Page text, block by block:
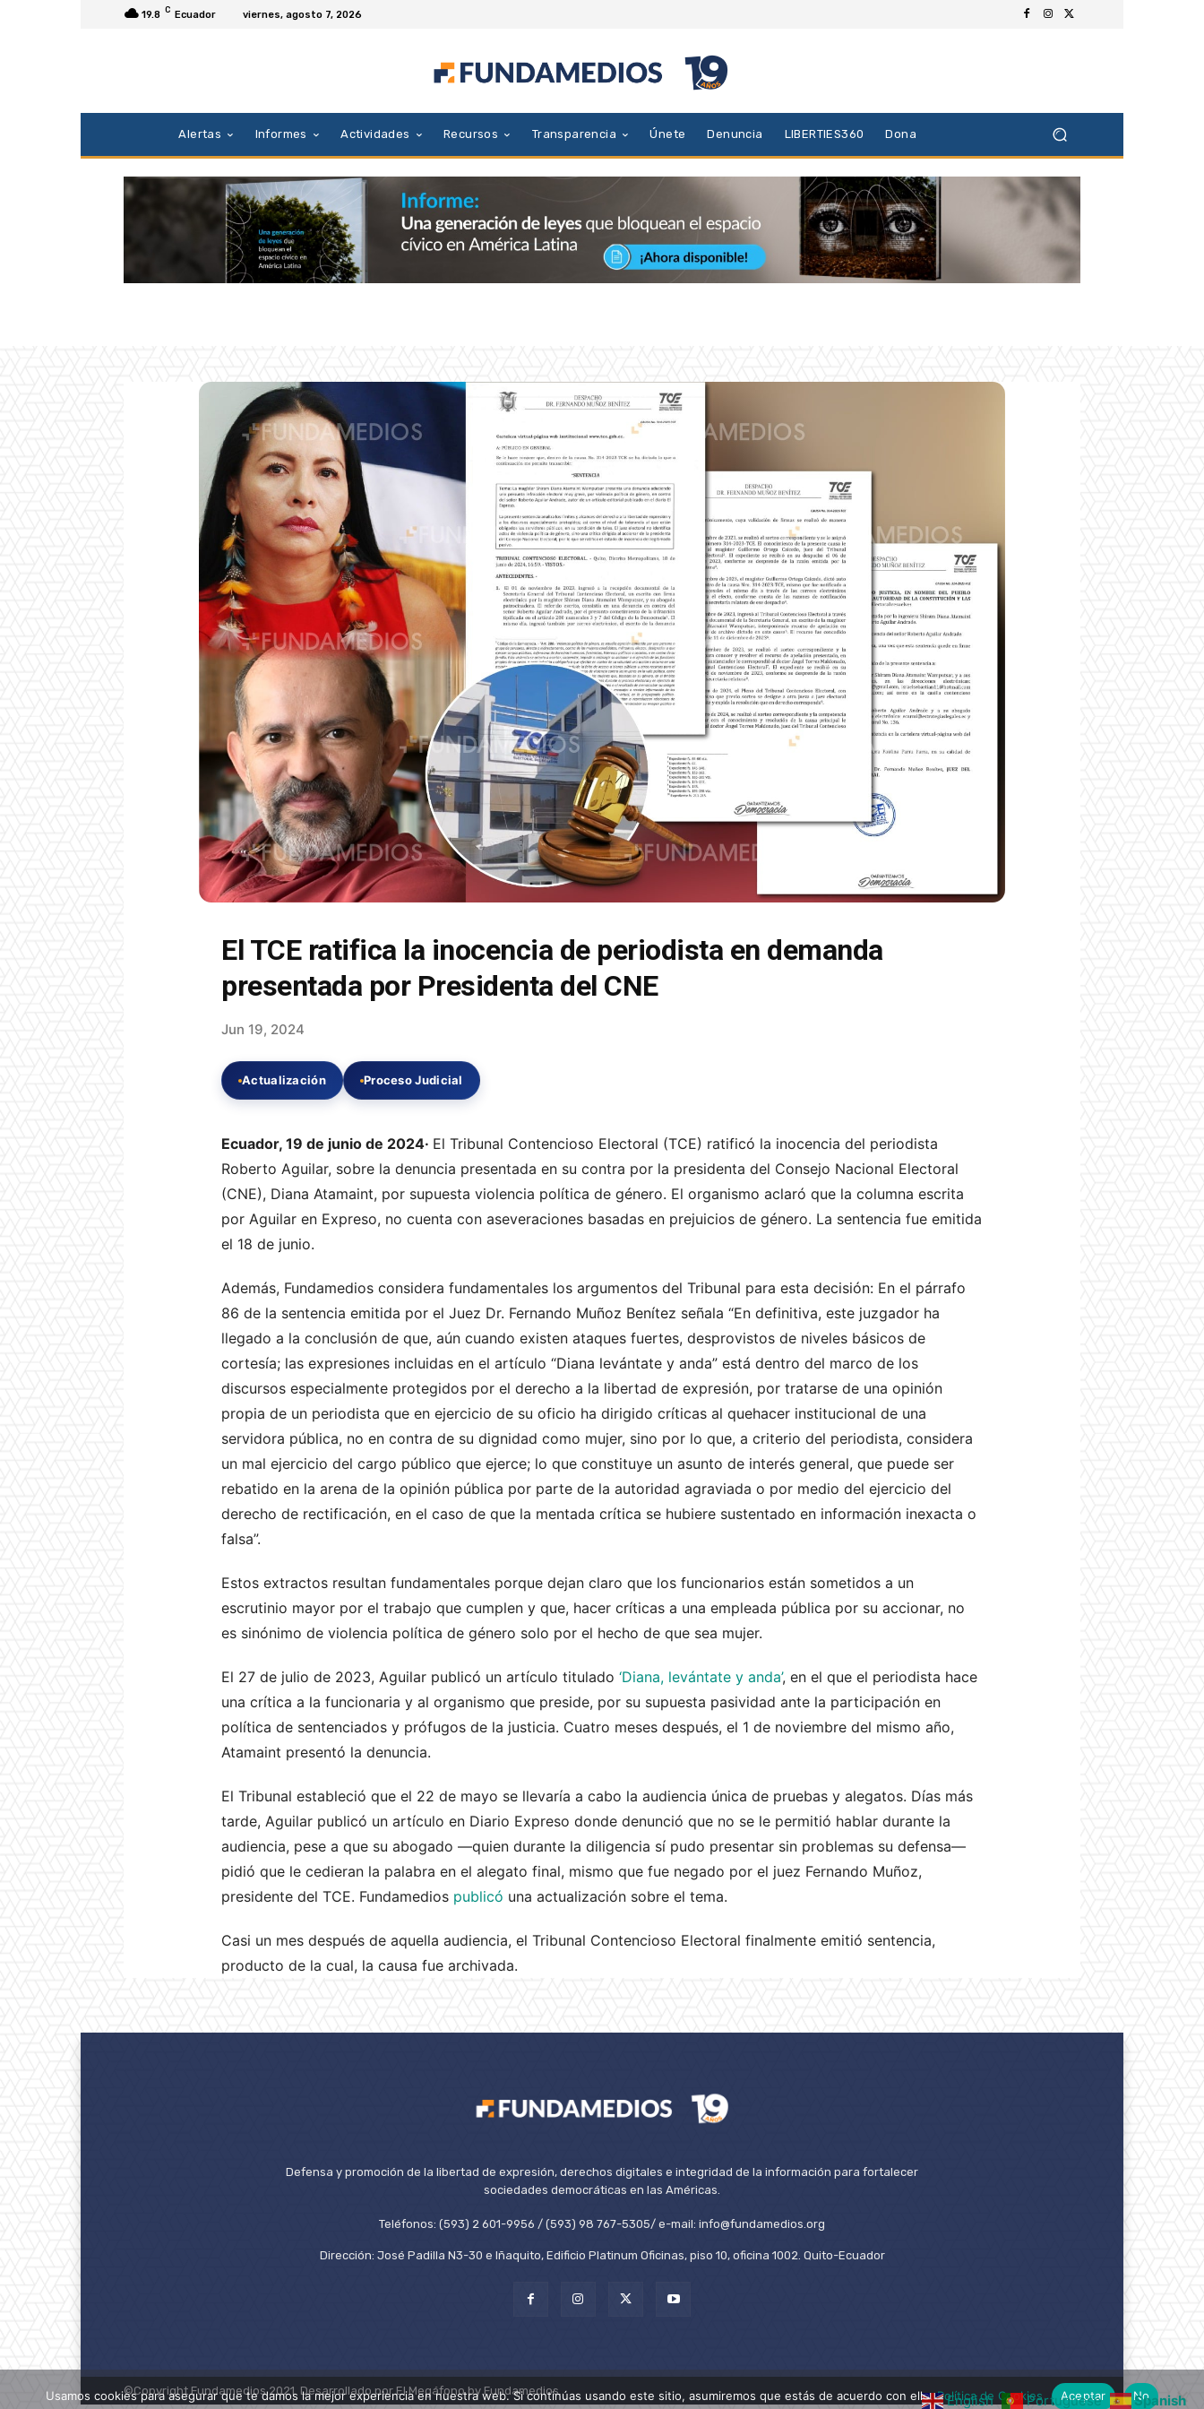
19.8 C Ecuador viernes, agosto 7, 2026
Alertas Informes Actividades Recursos Transparencia Únete Denuncia LIBERTIES360 Dona
El TCE ratifica la inocencia de periodista en demanda
presentada por Presidenta del CNE
Jun 19, 2024
Actualización Proceso Judicial
Ecuador, 19 de junio de 2024· El Tribunal Contencioso Electoral (TCE) ratificó la inocencia del periodista
Roberto Aguilar, sobre la denuncia presentada en su contra por la presidenta del Consejo Nacional Electoral
(CNE), Diana Atamaint, por supuesta violencia política de género. El organismo aclaró que la columna escrita
por Aguilar en Expreso, no cuenta con aseveraciones basadas en prejuicios de género. La sentencia fue emitida
el 18 de junio.
Además, Fundamedios considera fundamentales los argumentos del Tribunal para esta decisión: En el párrafo
86 de la sentencia emitida por el Juez Dr. Fernando Muñoz Benítez señala “En definitiva, este juzgador ha
llegado a la conclusión de que, aún cuando existen ataques fuertes, desprovistos de niveles básicos de
cortesía; las expresiones incluidas en el artículo “Diana levántate y anda” está dentro del marco de los
discursos especialmente protegidos por el derecho a la libertad de expresión, por tratarse de una opinión
propia de un periodista que en ejercicio de su oficio ha dirigido críticas al quehacer institucional de una
servidora pública, no en contra de su dignidad como mujer, sino por lo que, a criterio del periodista, considera
un mal ejercicio del cargo público que ejerce; lo que constituye un asunto de interés general, que puede ser
rebatido en la arena de la opinión pública por parte de la autoridad agraviada o por medio del ejercicio del
derecho de rectificación, en el caso de que la mentada crítica se hubiere sustentado en información inexacta o
falsa”.
Estos extractos resultan fundamentales porque dejan claro que los funcionarios están sometidos a un
escrutinio mayor por el trabajo que cumplen y que, hacer críticas a una empleada pública por su accionar, no
es sinónimo de violencia política de género solo por el hecho de que sea mujer.
El 27 de julio de 2023, Aguilar publicó un artículo titulado ‘Diana, levántate y anda’, en el que el periodista hace
una crítica a la funcionaria y al organismo que preside, por su supuesta pasividad ante la participación en
política de sentenciados y prófugos de la justicia. Cuatro meses después, el 1 de noviembre del mismo año,
Atamaint presentó la denuncia.
El Tribunal estableció que el 22 de mayo se llevaría a cabo la audiencia única de pruebas y alegatos. Días más
tarde, Aguilar publicó un artículo en Diario Expreso donde denunció que no se le permitió hablar durante la
audiencia, pese a que su abogado —quien durante la diligencia sí pudo presentar sin problemas su defensa—
pidió que le cedieran la palabra en el alegato final, mismo que fue negado por el juez Fernando Muñoz,
presidente del TCE. Fundamedios publicó una actualización sobre el tema.
Casi un mes después de aquella audiencia, el Tribunal Contencioso Electoral finalmente emitió sentencia,
producto de la cual, la causa fue archivada.
Defensa y promoción de la libertad de expresión, derechos digitales e integridad de la información para fortalecer
sociedades democráticas en las Américas.
Teléfonos: (593) 2 601-9956 / (593) 98 767-5305/ e-mail: info@fundamedios.org
Dirección: José Padilla N3-30 e Iñaquito, Edificio Platinum Oficinas, piso 10, oficina 1002. Quito-Ecuador
©Copyright Fundamedios 2021. Desarrollado por El Megáfono by Fundamedios.
English Portuguese Spanish
Usamos cookies para asegurar que te damos la mejor experiencia en nuestra web. Si continúas usando este sitio, asumiremos que estás de acuerdo con ello.Política de Cookies Aceptar No